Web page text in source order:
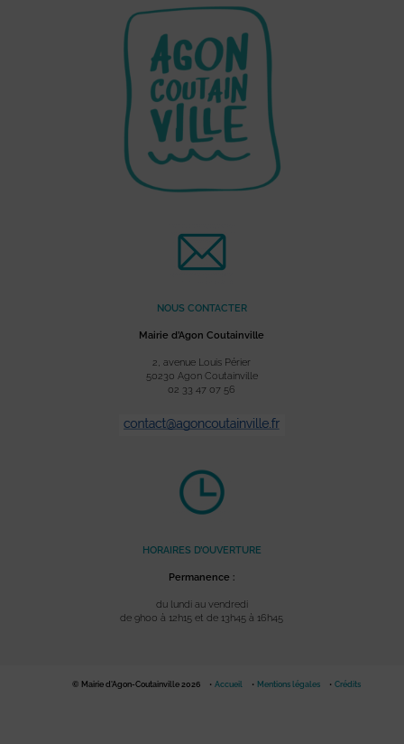
NOUS CONTACTER
Mairie d’Agon Coutainville
2, avenue Louis Périer
50230 Agon Coutainville
02 33 47 07 56
HORAIRES D’OUVERTURE
Permanence :
du lundi au vendredi
de 9h00 à 12h15 et de 13h45 à 16h45
© Mairie d'Agon-Coutainville 2026 Accueil Mentions légales Crédits